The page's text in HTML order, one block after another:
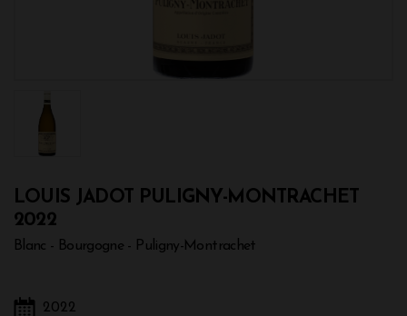
LOUIS JADOT PULIGNY-MONTRACHET
2022
Blanc - Bourgogne - Puligny-Montrachet
2022